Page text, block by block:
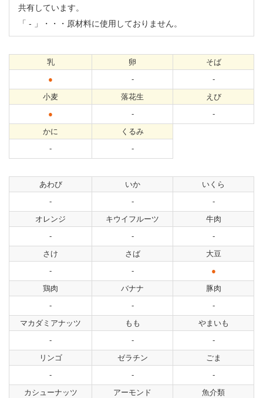
共有しています。
「 - 」・・・原材料に使用しておりません。
乳
●
卵
-
そば
-
小麦
●
落花生
-
えび
-
かに
-
くるみ
-
あわび
-
いか
-
いくら
-
オレンジ
-
キウイフルーツ
-
牛肉
-
さけ
-
さば
-
大豆
●
鶏肉
-
バナナ
-
豚肉
-
マカダミアナッツ
-
もも
-
やまいも
-
リンゴ
-
ゼラチン
-
ごま
-
カシューナッツ
アーモンド
魚介類